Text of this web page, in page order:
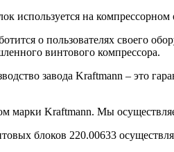
используется на
о пользователях своего
винтового компрессора.
завода Kraftmann – это
марки Kraftmann. Мы
блоков 220.00633